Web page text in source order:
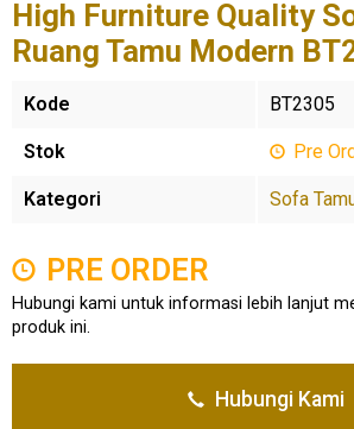
High Furniture Quality
Ruang Tamu Modern
Kode BT2305
Stok Pre
Kategori Sofa
PRE ORDER
Hubungi kami untuk informasi lebih lanjut
produk ini.
Hubungi Kami